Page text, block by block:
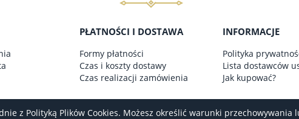
z Polityką Plików Cookies. Możesz określić warunki
PŁATNOŚCI I DOSTAWA
Formy płatności
Czas i koszty dostawy
Czas realizacji zamówienia
INFORMACJE
Polityka
Lista dostawców
Jak kupować?